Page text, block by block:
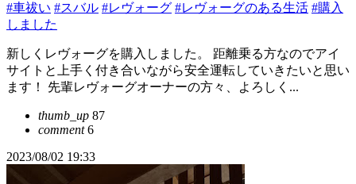
#車祓い #スバル #レヴォーグ #レヴォーグのある生活 #購入
しました
新しくレヴォーグを購入しました。 距離乗る方なのでアイ
サイトと上手く付き合いながら安全運転していきたいと思い
ます！ 先輩レヴォーグオーナーの方々、よろしく...
thumb_up 87
comment6
2023/08/02 19:33